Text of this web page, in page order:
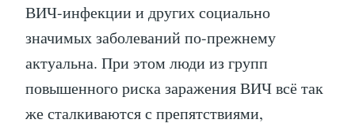
ВИЧ-инфекции и других социально
значимых заболеваний по-прежнему
актуальна. При этом люди из групп
повышенного риска заражения ВИЧ всё так
же сталкиваются с препятствиями,